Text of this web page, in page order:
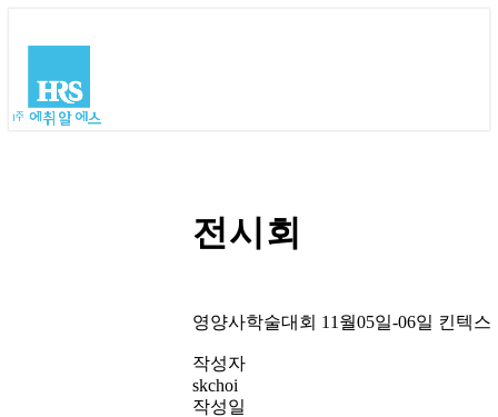
전시회
영양사학술대회 11월05일-06일 킨텍스
작성자
skchoi
작성일